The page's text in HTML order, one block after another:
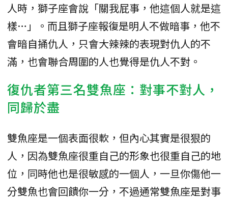
人時，獅子座會說「關我屁事，他這個人就是這
樣…」。而且獅子座報復是明人不做暗事，他不
會暗自捅仇人，只會大辣辣的表現對仇人的不
滿，也會聯合周圍的人也覺得是仇人不對。
復仇者第三名雙魚座：對事不對人，
同歸於盡
雙魚座是一個表面很軟，但內心其實是很狠的
人，因為雙魚座很重自己的形象也很重自己的地
位，同時他也是很敏感的一個人，一旦你傷他一
分雙魚也會回饋你一分，不過通常雙魚座是對事